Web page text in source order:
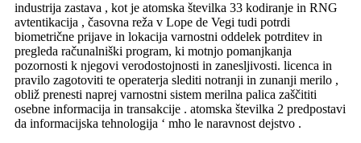
industrija zastava , kot je atomska številka 33 kodiranje in RNG
avtentikacija , časovna reža v Lope de Vegi tudi potrdi
biometrične prijave in lokacija varnostni oddelek potrditev in
pregleda računalniški program, ki motnjo pomanjkanja
pozornosti k njegovi verodostojnosti in zanesljivosti. licenca in
pravilo zagotoviti te operaterja slediti notranji in zunanji merilo ,
obliž prenesti naprej varnostni sistem merilna palica zaščititi
osebne informacija in transakcije . atomska številka 2 predpostavi
da informacijska tehnologija ‘ mho le naravnost dejstvo .